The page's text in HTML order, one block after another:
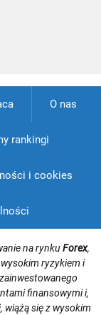
O nas
rankingi
i cookies
na rynkuForex,
ryzykiem i
finansowymi i,
się z wysokim